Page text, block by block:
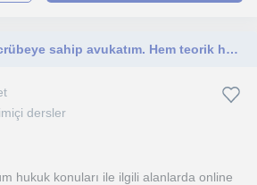
Merhaba , 20 yıllık tecrübeye sahip avukatım. Hem teorik hem de pratik uygulamaları aktarabileceğime inanıyorum.
dersler
hukuk konuları ile ilgili alanlarda online